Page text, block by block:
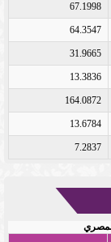
67.1998
64.3547
31.9665
13.3836
164.0872
13.6784
7.2837